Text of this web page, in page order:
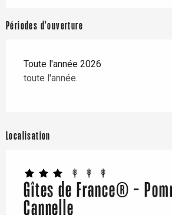
Périodes d'ouverture
Toute l'année 2026
toute l'année.
Localisation
Gîtes de France® -
Cannelle